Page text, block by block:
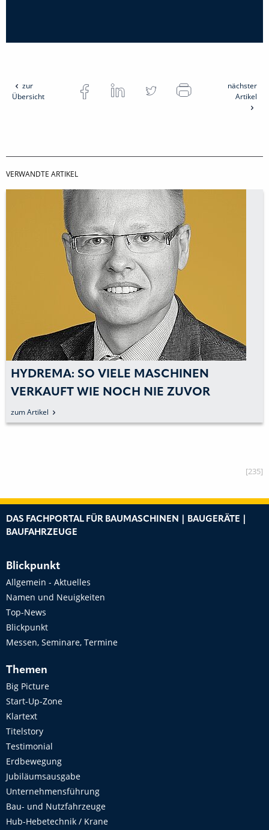
zur
Übersicht
nächster
Artikel
VERWANDTE ARTIKEL
HYDREMA: SO VIELE MASCHINEN
VERKAUFT WIE NOCH NIE ZUVOR
zum Artikel
[235]
DAS FACHPORTAL FÜR BAUMASCHINEN | BAUGERÄTE |
BAUFAHRZEUGE
Blickpunkt
Allgemein - Aktuelles
Namen und Neuigkeiten
Top-News
Blickpunkt
Messen, Seminare, Termine
Themen
Big Picture
Start-Up-Zone
Klartext
Titelstory
Testimonial
Erdbewegung
Jubiläumsausgabe
Unternehmensführung
Bau- und Nutzfahrzeuge
Hub-Hebetechnik / Krane